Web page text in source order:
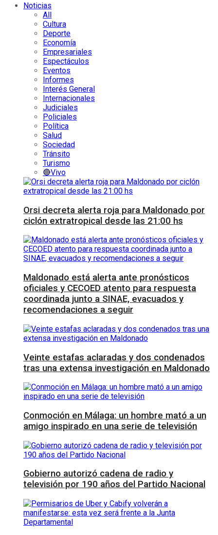
Noticias
All
Cultura
Deporte
Economía
Empresariales
Espectáculos
Eventos
Informes
Interés General
Internacionales
Judiciales
Policiales
Política
Salud
Sociedad
Tránsito
Turismo
🔴Vivo
Orsi decreta alerta roja para Maldonado por
ciclón extratropical desde las 21:00 hs
Maldonado está alerta ante pronósticos
oficiales y CECOED atento para respuesta
coordinada junto a SINAE, evacuados y
recomendaciones a seguir
Veinte estafas aclaradas y dos condenados
tras una extensa investigación en Maldonado
Conmoción en Málaga: un hombre mató a un
amigo inspirado en una serie de televisión
Gobierno autorizó cadena de radio y
televisión por 190 años del Partido Nacional